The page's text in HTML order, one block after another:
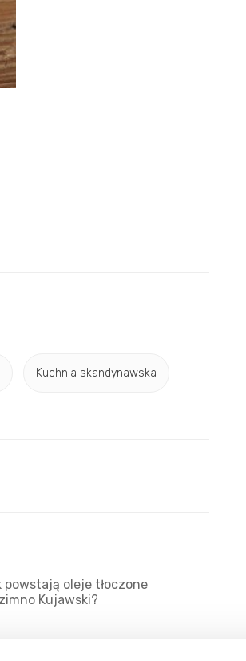
Kuchnia skandynawska
powstają oleje tłoczone
Kujawski?